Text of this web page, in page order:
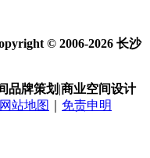
© 2006-2026 长沙
品牌策划 |商业空间设计
网站地图 免责申明